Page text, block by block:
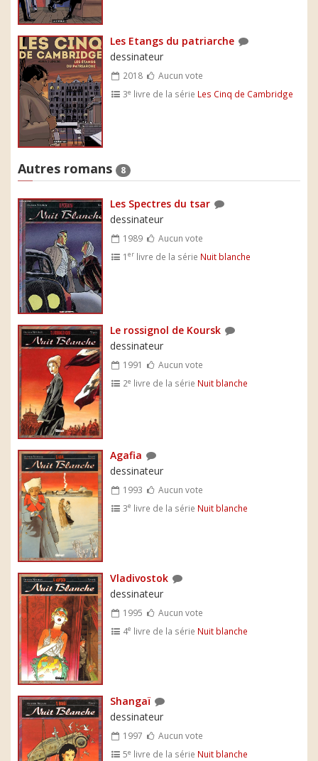
Les Etangs du patriarche
dessinateur
2018
Aucun vote
3e livre de la série Les Cinq de Cambridge
Autres romans 8
Les Spectres du tsar
dessinateur
1989
Aucun vote
1er livre de la série Nuit blanche
Le rossignol de Koursk
dessinateur
1991
Aucun vote
2e livre de la série Nuit blanche
Agafia
dessinateur
1993
Aucun vote
3e livre de la série Nuit blanche
Vladivostok
dessinateur
1995
Aucun vote
4e livre de la série Nuit blanche
Shangaï
dessinateur
1997
Aucun vote
5e livre de la série Nuit blanche